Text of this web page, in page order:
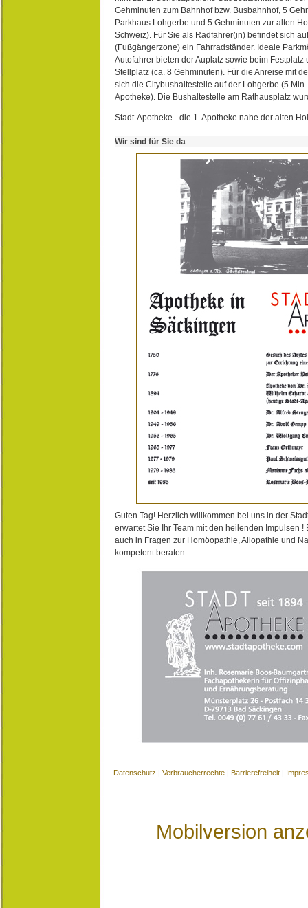
Gehminuten zum Bahnhof bzw. Busbahnhof, 5
Parkhaus Lohgerbe und 5 Gehminuten zur alten
Schweiz). Für Sie als Radfahrer(in) befindet sich
(Fußgängerzone) ein Fahrradständer. Ideale
Autofahrer bieten der Auplatz sowie beim Festplatz
Stellplatz (ca. 8 Gehminuten). Für die Anreise mit
sich die Citybushaltestelle auf der Lohgerbe (5
Apotheke). Die Bushaltestelle am Rathausplatz
Stadt-Apotheke - die 1. Apotheke nahe der alten
Wir sind für Sie da
Guten Tag! Herzlich willkommen bei uns in der
erwartet Sie Ihr Team mit den heilenden Impulsen !
auch in Fragen zur Homöopathie, Allopathie und
kompetent beraten.
Datenschutz | Verbraucherrechte | Barrierefreiheit |
Mobilversion